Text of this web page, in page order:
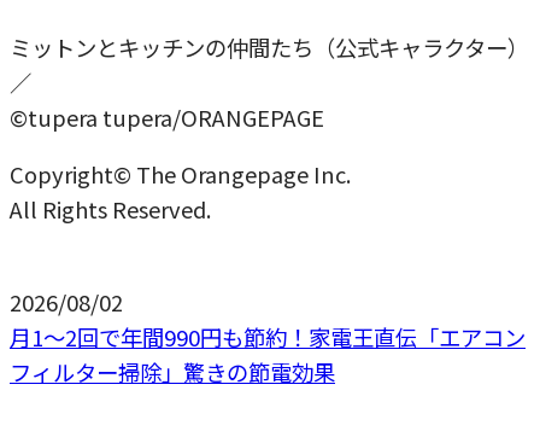
ミットンとキッチンの仲間たち（公式キャラクター）
／
©tupera tupera/ORANGEPAGE
Copyright© The Orangepage Inc.
All Rights Reserved.
2026/08/02
月1〜2回で年間990円も節約！家電王直伝「エアコン
フィルター掃除」驚きの節電効果